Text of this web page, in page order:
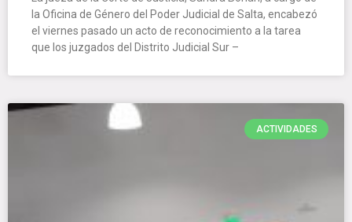
la Oficina de Género del Poder Judicial de Salta, encabezó
el viernes pasado un acto de reconocimiento a la tarea
que los juzgados del Distrito Judicial Sur –
ACTIVIDADES